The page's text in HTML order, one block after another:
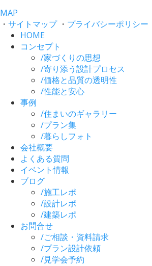
MAP
・ サイトマップ・ プライバシーポリシー
HOME
コンセプト
/家づくりの思想
/寄り添う設計プロセス
/価格と品質の透明性
/性能と安心
事例
/住まいのギャラリー
/プラン集
/暮らしフォト
会社概要
よくある質問
イベント情報
ブログ
/施工レポ
/設計レポ
/建築レポ
お問合せ
/ご相談・資料請求
/プラン設計依頼
/見学会予約